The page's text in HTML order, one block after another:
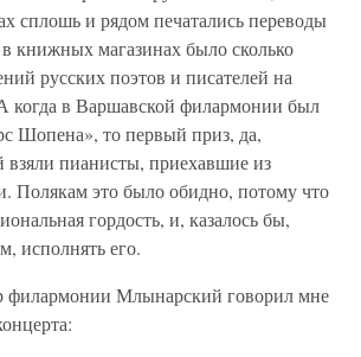
сплошь и рядом печатались переводы
книжных магазинах было сколько
русских поэтов и писателей на
когда в Варшавской филармонии был
Шопена», то первый приз, да,
взяли пианисты, приехавшие из
Полякам это было обидно, потому что
гордость, и, казалось бы,
исполнять его.
Млынарский говорил мне